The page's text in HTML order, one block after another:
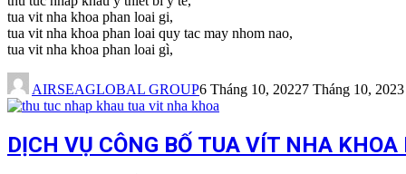
tua vit nha khoa phan loai gi,
tua vit nha khoa phan loai quy tac may nhom nao,
tua vit nha khoa phan loai gì,
AIRSEAGLOBAL GROUP6 Tháng 10, 20227 Tháng 10, 2023
DỊCH VỤ CÔNG BỐ TUA VÍT NHA